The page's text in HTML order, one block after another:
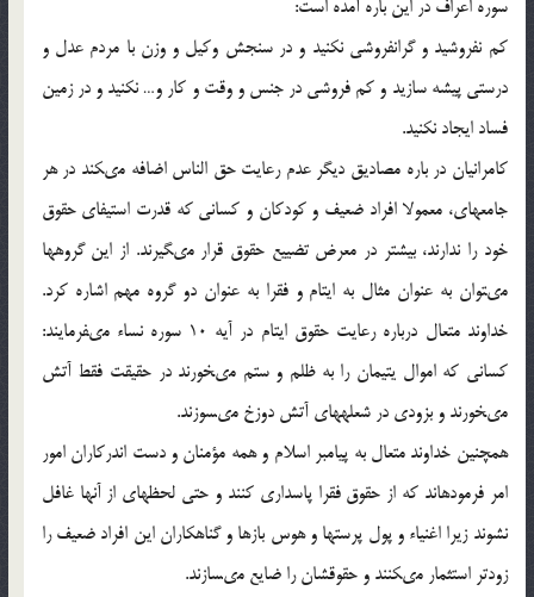
سوره اعراف در اين باره آمده است:
كم نفروشيد و گرانفروشى نكنيد و در سنجش وكيل و وزن با مردم عدل و
درستى پيشه سازيد و كم فروشى در جنس و وقت و كار و… نكنيد و در زمين
فساد ايجاد نكنيد.
كامرانيان در باره مصاديق ديگر عدم رعايت حق الناس اضافه مى‏كند در هر
جامعه‏اى، معمولا افراد ضعيف و كودكان و كسانى كه قدرت استيفاي حقوق
خود را ندارند، بيشتر در معرض تضييع حقوق قرار مى‏گيرند. از اين گروه‏ها
مى‏توان به عنوان مثال به ايتام و فقرا به عنوان دو گروه مهم اشاره كرد.
خداوند متعال درباره رعايت حقوق ايتام در آيه 10 سوره نساء مى‏فرمايند:
كسانى كه اموال يتيمان را به ظلم و ستم مى‏خورند در حقيقت فقط آتش
مى‏خورند و بزودى در شعله‏هاى آتش دوزخ مى‏سوزند.
همچنين خداوند متعال به پيامبر اسلام و همه مؤمنان و دست اندركاران امور
امر فرموده‏اند كه از حقوق فقرا پاسدارى كنند و حتى لحظه‏اى از آنها غافل
نشوند زيرا اغنياء و پول پرست‏ها و هوس بازها و گناهكاران اين افراد ضعيف را
زودتر استثمار مى‏كنند و حقوقشان را ضايع مى‏سازند.